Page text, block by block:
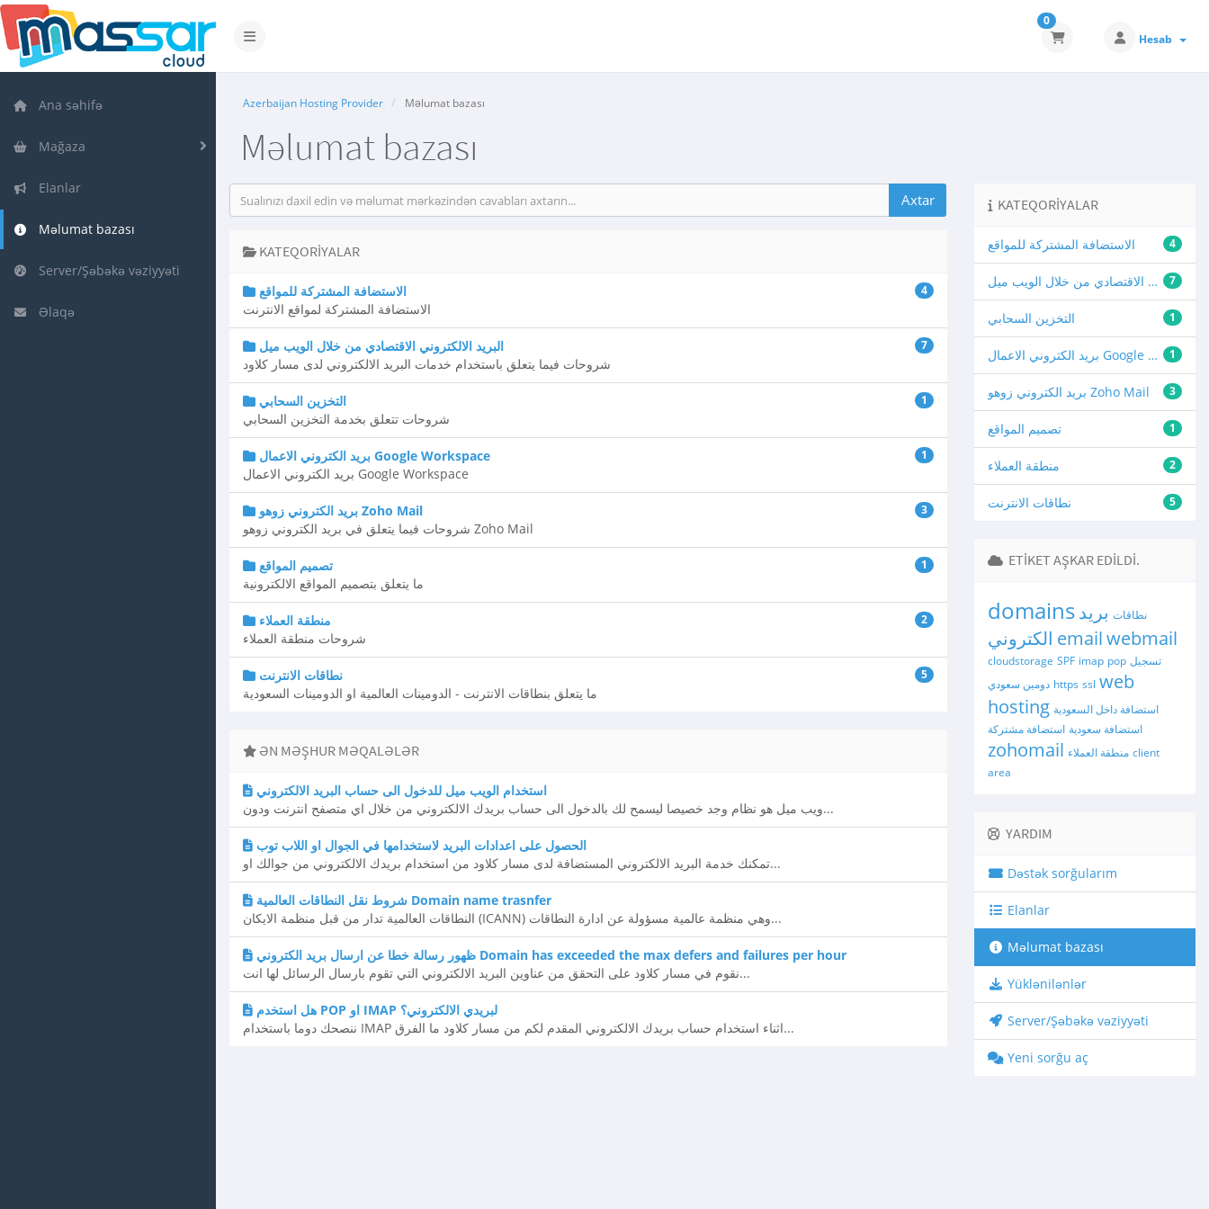
Naviqasiyaya keçid
0
Hesab
Ana səhifə
Mağaza
Elanlar
Məlumat bazası
Server/Şəbəkə vəziyyəti
Əlaqə
Azerbaijan Hosting Provider Məlumat bazası
Məlumat bazası
KATEQORIYALAR
4 الاستضافة المشتركة للمواقع
7 البريد الالكتروني الاقتصادي من خلال الويب ميل
1 التخزين السحابي
1 بريد الكتروني الاعمال Google Workspace
3 بريد الكتروني زوهو Zoho Mail
1 تصميم المواقع
2 منطقة العملاء
5 نطاقات الانترنت
KATEQORIYALAR
الاستضافة المشتركة للمواقع 4
الاستضافة المشتركة لمواقع الانترنت
البريد الالكتروني الاقتصادي من خلال الويب ميل 7
شروحات فيما يتعلق باستخدام خدمات البريد الالكتروني لدى مسار كلاود
التخزين السحابي 1
شروحات تتعلق بخدمة التخزين السحابي
بريد الكتروني الاعمال Google Workspace 1
بريد الكتروني الاعمال Google Workspace
بريد الكتروني زوهو Zoho Mail 3
شروحات فيما يتعلق في بريد الكتروني زوهو Zoho Mail
تصميم المواقع 1
ما يتعلق بتصميم المواقع الالكترونية
منطقة العملاء 2
شروحات منطقة العملاء
نطاقات الانترنت 5
ما يتعلق بنطاقات الانترنت - الدومينات العالمية او الدومينات السعودية
ƏN MƏŞHUR MƏQALƏLƏR
استخدام الويب ميل للدخول الى حساب البريد الالكتروني
ويب ميل هو نظام وجد خصيصا ليسمح لك بالدخول الى حساب بريدك الالكتروني من خلال اي متصفح انترنت ودون...
الحصول على اعدادات البريد لاستخدامها في الجوال او اللاب توب
تمكنك خدمة البريد الالكتروني المستضافة لدى مسار كلاود من استخدام بريدك الالكتروني من جوالك او...
شروط نقل النطاقات العالمية Domain name trasnfer
النطاقات العالمية تدار من قبل منظمة الايكان (ICANN) وهي منظمة عالمية مسؤولة عن ادارة النطاقات...
ظهور رسالة خطا عن ارسال بريد الكتروني Domain has exceeded the max defers and failures per hour
نقوم في مسار كلاود على التحقق من عناوين البريد الالكتروني التي تقوم بارسال الرسائل لها انت...
هل استخدم POP او IMAP لبريدي الالكتروني؟
ننصحك دوما باستخدام IMAP اثناء استخدام حساب بريدك الالكتروني المقدم لكم من مسار كلاود ما الفرق...
ETIKET AŞKAR EDILDI.
domains نطاقات بريد
الكتروني emailwebmail
cloudstorage SPF imap pop تسجيل
دومين سعودي https ssl web
hosting استضافة داخل السعودية
استضافة سعودية استضافة مشتركة
zohomail منطقة العملاء client
area
YARDIM
Dəstək sorğularım
Elanlar
Məlumat bazası
Yüklənilənlər
Server/Şəbəkə vəziyyəti
Yeni sorğu aç